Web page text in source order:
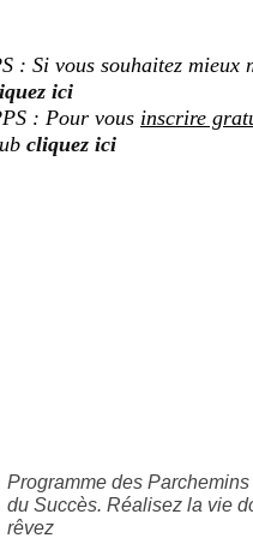
: Si vous souhaitez mieux
ici
: Pour vous inscrire
cliquez ici
Programme des
du Succès. Réalisez la vie
rêvez